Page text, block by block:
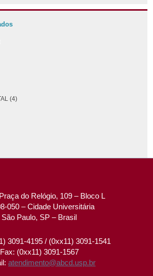
(4)
do Relógio, 109 – Bloco L
050 – Cidade Universitária
São Paulo, SP – Brasil
3091-4195 / (0xx11) 3091-1541
Fax: (0xx11) 3091-1567
atendimento@abcd.usp.br